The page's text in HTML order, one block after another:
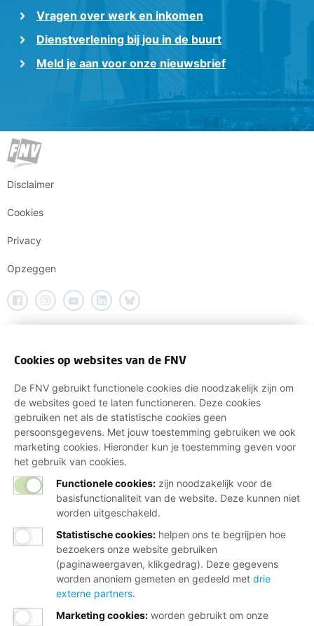
Vragen over werk en inkomen
Dienstverlening bij jou in de buurt
Meld je aan voor onze nieuwsbrief
Disclaimer
Cookies
Privacy
Opzeggen
Cookies op websites van de FNV
De FNV gebruikt functionele cookies die noodzakelijk zijn om
de websites goed te laten functioneren. Deze cookies
gebruiken net als de statistische cookies geen
persoonsgegevens. Met jouw toestemming gebruiken we ook
marketing cookies. Hieronder kun je toestemming geven voor
het gebruik van cookies.
Functionele cookies: zijn noodzakelijk voor de
basisfunctionaliteit van de website. Deze kunnen niet
worden uitgeschakeld.
Statistische cookies: helpen ons te begrijpen hoe
bezoekers onze website gebruiken
(paginaweergaven, klikgedrag). Deze gegevens
worden anoniem gemeten en gedeeld met drie
externe partners.
Marketing cookies: worden gebruikt om onze